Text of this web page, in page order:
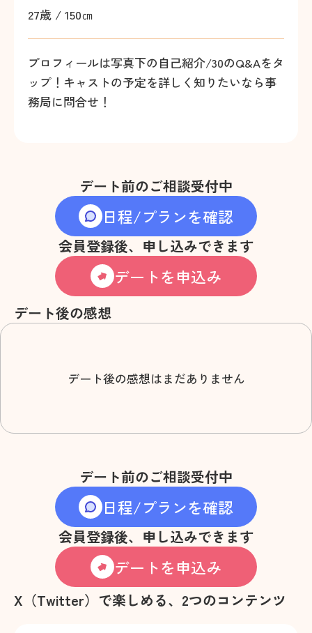
27歳 / 150㎝
プロフィールは写真下の自己紹介/30のQ&Aをタ
ップ！キャストの予定を詳しく知りたいなら事
務局に問合せ！
デート前のご相談受付中
日程/プランを確認
会員登録後、申し込みできます
デートを申込み
デート後の感想
デート後の感想はまだありません
デート前のご相談受付中
日程/プランを確認
会員登録後、申し込みできます
デートを申込み
X（Twitter）で楽しめる、2つのコンテンツ